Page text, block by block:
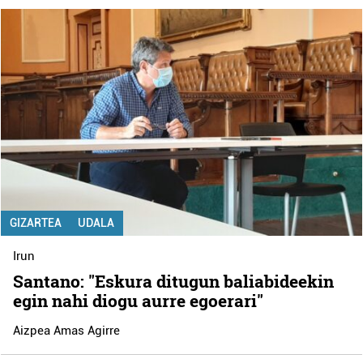
GIZARTEA UDALA
Irun
Santano: "Eskura ditugun baliabideekin
egin nahi diogu aurre egoerari"
Aizpea Amas Agirre